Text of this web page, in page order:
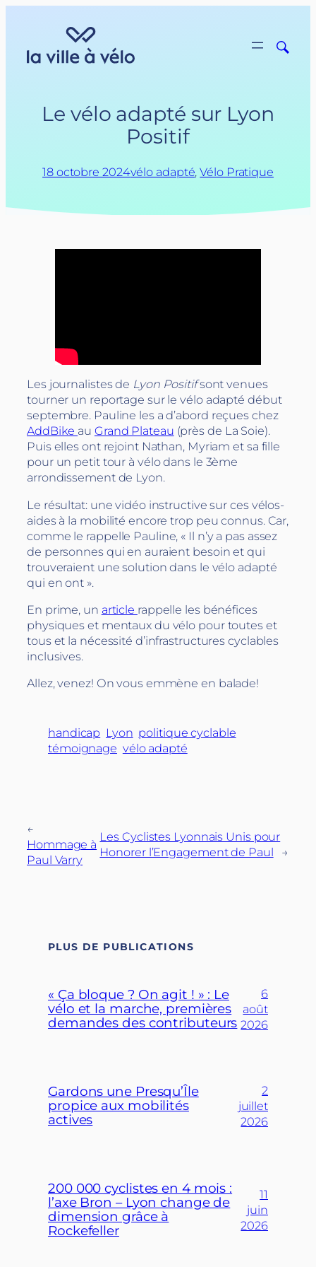
Le vélo adapté sur Lyon
Positif
18 octobre 2024vélo adapté, Vélo Pratique
Les journalistes de Lyon Positifsont venues
tourner un reportage sur le vélo adapté début
septembre. Pauline les a d’abord reçues chez
AddBike au Grand Plateau (près de La Soie).
Puis elles ont rejoint Nathan, Myriam et sa fille
pour un petit tour à vélo dans le 3ème
arrondissement de Lyon.
Le résultat: une vidéo instructive sur ces vélos-
aides à la mobilité encore trop peu connus. Car,
comme le rappelle Pauline, « Il n’y a pas assez
de personnes qui en auraient besoin et qui
trouveraient une solution dans le vélo adapté
qui en ont ».
En prime, un article rappelle les bénéfices
physiques et mentaux du vélo pour toutes et
tous et la nécessité d’infrastructures cyclables
inclusives.
Allez, venez! On vous emmène en balade!
handicap Lyon politique cyclable
témoignage vélo adapté
←
Hommage à
Paul Varry
Les Cyclistes Lyonnais Unis pour
Honorer l’Engagement de Paul
→
PLUS DE PUBLICATIONS
« Ça bloque ? On agit ! » : Le
vélo et la marche, premières
demandes des contributeurs
6
août
2026
Gardons une Presqu’Île
propice aux mobilités
actives
2
juillet
2026
200 000 cyclistes en 4 mois :
l’axe Bron – Lyon change de
dimension grâce à
Rockefeller
11
juin
2026